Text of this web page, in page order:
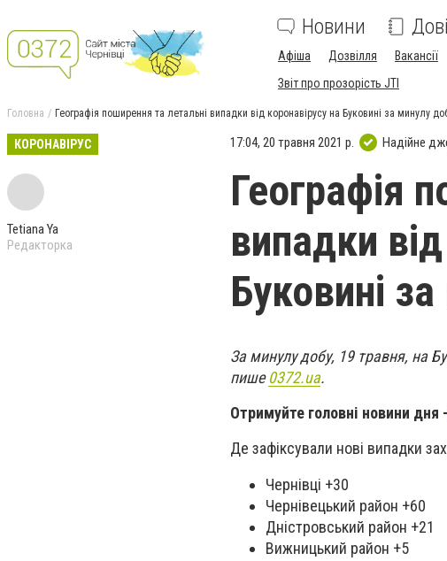
Новини
Афіша Дозвілля Вакансії
Звіт про прозорість JTI
Головна Географія поширення та летальні випадки від коронавірусу на Буковині за минулу
КОРОНАВІРУС
Tetiana Ya
Редакторка
17:04, 20 травня 2021 р. Надійне
Географія
випадки
Буковині
За минулу добу, 19 травня, на
пише0372.ua.
Отримуйте головні новини дня -
Де зафіксували нові випадки
Чернівці +30
Чернівецький район +60
Дністровський район +21
Вижницький район +5